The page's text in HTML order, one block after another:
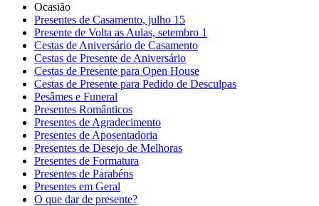
Ocasião
Presentes de Casamento, julho 15
Presente de Volta as Aulas, setembro 1
Cestas de Aniversário de Casamento
Cestas de Presente de Aniversário
Cestas de Presente para Open House
Cestas de Presente para Pedido de Desculpas
Pesâmes e Funeral
Presentes Românticos
Presentes de Agradecimento
Presentes de Aposentadoria
Presentes de Desejo de Melhoras
Presentes de Formatura
Presentes de Parabéns
Presentes em Geral
O que dar de presente?